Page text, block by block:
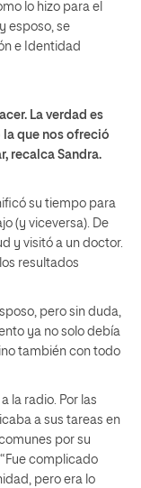
lo hizo para el
esposo, se
e Identidad
La verdad es
que nos ofreció
recalca Sandra.
su tiempo para
(y viceversa). De
y visitó a un doctor.
resultados
pero sin duda,
ya no solo debía
también con todo
la radio. Por las
a sus tareas en
por su
complicado
pero era lo